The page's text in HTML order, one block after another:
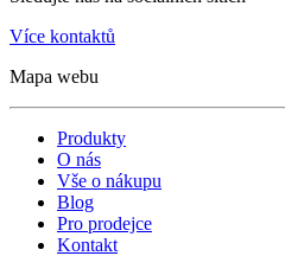
Více kontaktů
Mapa webu
Produkty
O nás
Vše o nákupu
Blog
Pro prodejce
Kontakt